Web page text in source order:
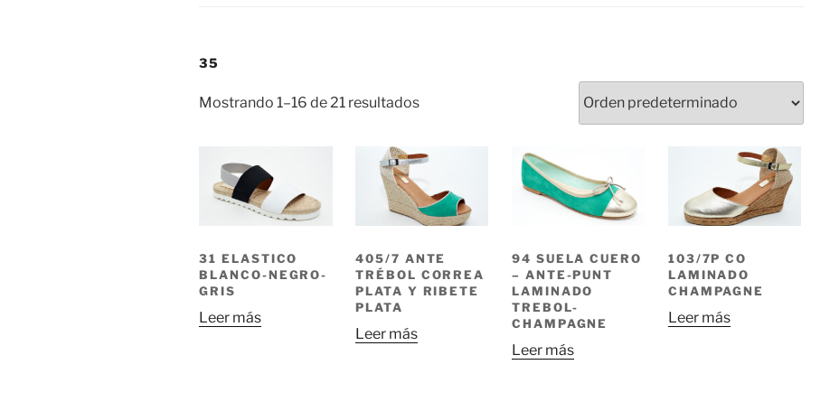
35
Mostrando 1–16 de 21 resultados
31 ELASTICO
BLANCO-NEGRO-
GRIS
Leer más
405/7 ANTE
TRÉBOL CORREA
PLATA Y RIBETE
PLATA
Leer más
94 SUELA CUERO
– ANTE-PUNT
LAMINADO
TREBOL-
CHAMPAGNE
Leer más
103/7P CO
LAMINADO
CHAMPAGNE
Leer más